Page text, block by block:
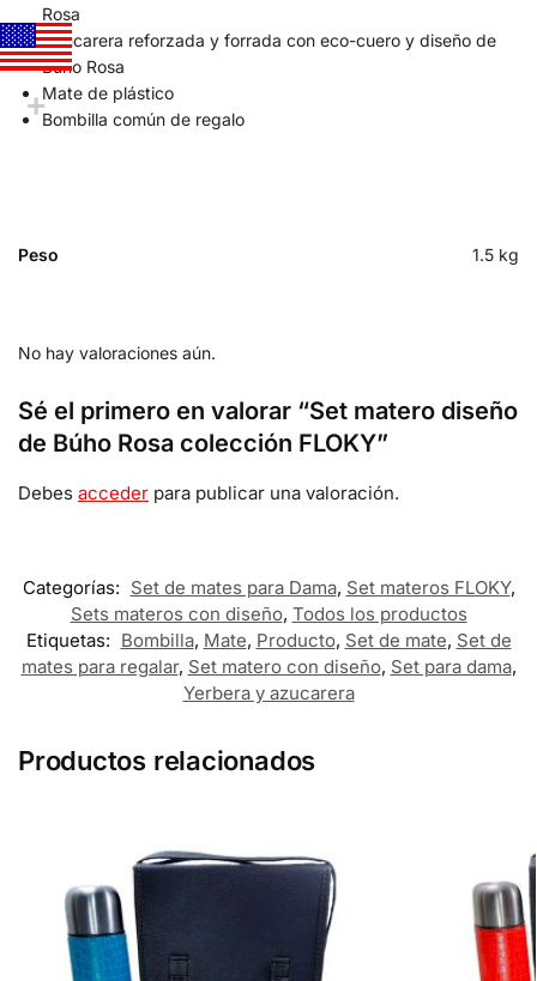
Rosa
Azucarera reforzada y forrada con eco-cuero y diseño de
Búho Rosa
Mate de plástico
Bombilla común de regalo
Peso 1.5 kg
No hay valoraciones aún.
Sé el primero en valorar “Set matero diseño
de Búho Rosa colección FLOKY”
Debes acceder para publicar una valoración.
Categorías: Set de mates para Dama, Set materos FLOKY,
Sets materos con diseño, Todos los productos
Etiquetas: Bombilla, Mate, Producto, Set de mate, Set de
mates para regalar, Set matero con diseño, Set para dama,
Yerbera y azucarera
Productos relacionados